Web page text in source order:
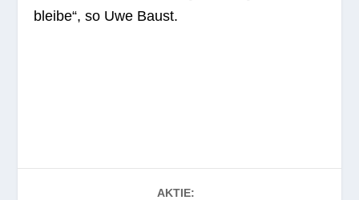
bleibe“, so Uwe Baust.
AKTIE: